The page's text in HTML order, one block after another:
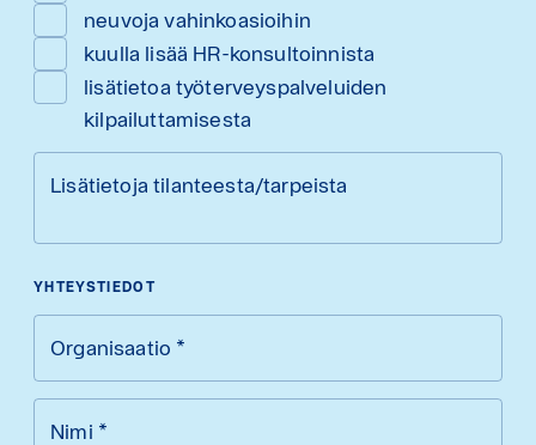
neuvoja vahinkoasioihin
kuulla lisää HR-konsultoinnista
lisätietoa työterveyspalveluiden
kilpailuttamisesta
Lisätietoja tilanteesta/tarpeista
YHTEYSTIEDOT
Organisaatio *
Nimi *